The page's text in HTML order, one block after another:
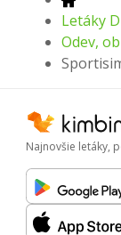
Letáky
Odev,
Najnovšie letáky,